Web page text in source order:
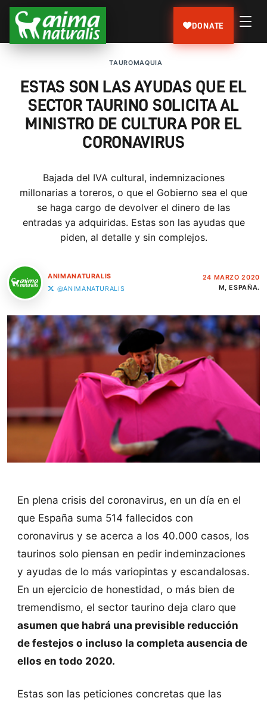
DONATE
TAUROMAQUIA
ESTAS SON LAS AYUDAS QUE EL
SECTOR TAURINO SOLICITA AL
MINISTRO DE CULTURA POR EL
CORONAVIRUS
Bajada del IVA cultural, indemnizaciones
millonarias a toreros, o que el Gobierno sea el que
se haga cargo de devolver el dinero de las
entradas ya adquiridas. Estas son las ayudas que
piden, al detalle y sin complejos.
ANIMANATURALIS
@ANIMANATURALIS
24 MARZO 2020
M, ESPAÑA.
En plena crisis del coronavirus, en un día en el
que España suma 514 fallecidos con
coronavirus y se acerca a los 40.000 casos, los
taurinos solo piensan en pedir indeminzaciones
y ayudas de lo más variopintas y escandalosas.
En un ejercicio de honestidad, o más bien de
tremendismo, el sector taurino deja claro que
asumen que habrá una previsible reducción
de festejos o incluso la completa ausencia de
ellos en todo 2020.
Estas son las peticiones concretas que las